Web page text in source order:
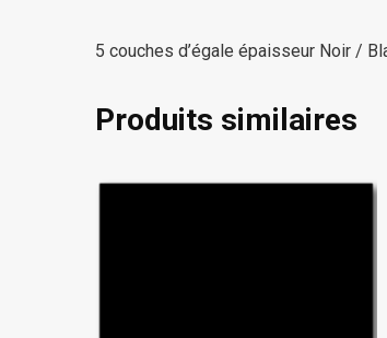
5 couches d’égale épaisseur Noir /
Produits similaires